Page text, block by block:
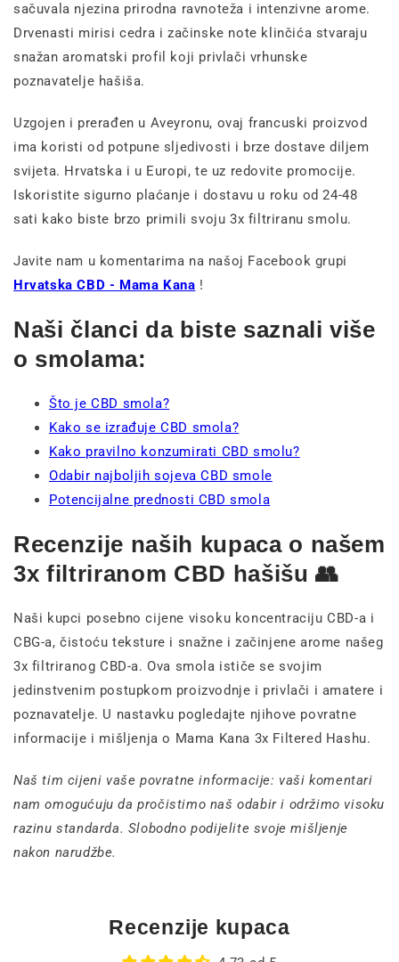
sačuvala njezina prirodna ravnoteža i intenzivne arome.
Drvenasti mirisi cedra i začinske note klinčića stvaraju
snažan aromatski profil koji privlači vrhunske
poznavatelje hašiša.
Uzgojen i prerađen u Aveyronu, ovaj francuski proizvod
ima koristi od potpune sljedivosti i brze dostave diljem
svijeta. Hrvatska i u Europi, te uz redovite promocije.
Iskoristite sigurno plaćanje i dostavu u roku od 24-48
sati kako biste brzo primili svoju 3x filtriranu smolu.
Javite nam u komentarima na našoj Facebook grupi
Hrvatska CBD - Mama Kana !
Naši članci da biste saznali više
o smolama:
Što je CBD smola?
Kako se izrađuje CBD smola?
Kako pravilno konzumirati CBD smolu?
Odabir najboljih sojeva CBD smole
Potencijalne prednosti CBD smola
Recenzije naših kupaca o našem
3x filtriranom CBD hašišu 👥
Naši kupci posebno cijene visoku koncentraciju CBD-a i
CBG-a, čistoću teksture i snažne i začinjene arome našeg
3x filtriranog CBD-a. Ova smola ističe se svojim
jedinstvenim postupkom proizvodnje i privlači i amatere i
poznavatelje. U nastavku pogledajte njihove povratne
informacije i mišljenja o Mama Kana 3x Filtered Hashu.
Naš tim cijeni vaše povratne informacije: vaši komentari
nam omogućuju da pročistimo naš odabir i održimo visoku
razinu standarda. Slobodno podijelite svoje mišljenje
nakon narudžbe.
Recenzije kupaca